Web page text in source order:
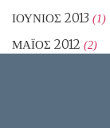
ΙΟΎΝΙΟΣ 2013 (1)
ΜΆΙΟΣ 2012 (2)